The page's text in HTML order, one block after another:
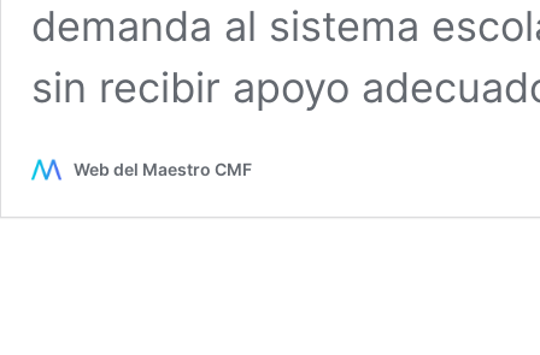
demanda al sistema
sin recibir apoyo
Web del Maestro CMF